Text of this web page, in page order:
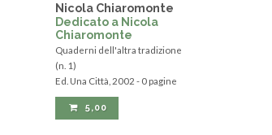
Nicola Chiaromonte
Dedicato a Nicola
Chiaromonte
Quaderni dell'altra tradizione
(n. 1)
Ed. Una Città, 2002 - 0 pagine
5,00